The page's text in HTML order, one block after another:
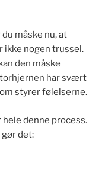
måske nu, at
ikke nogen trussel.
den måske
har svært
styrer følelserne.
denne process.
det: